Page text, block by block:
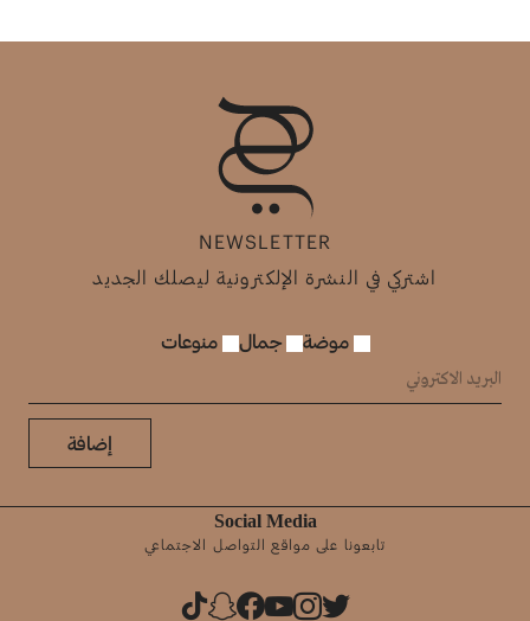
NEWSLETTER
اشتركي في النشرة الإلكترونية ليصلك الجديد
موضة جمال منوعات
إضافة
Social Media
تابعونا على مواقع التواصل الاجتماعي